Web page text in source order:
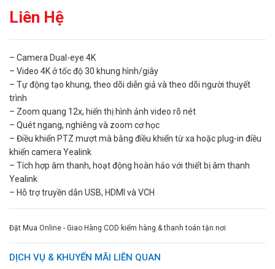
Liên Hệ
– Camera Dual-eye 4K
– Video 4K ở tốc độ 30 khung hình/giây
– Tự động tạo khung, theo dõi diễn giả và theo dõi người thuyết
trình
– Zoom quang 12x, hiển thị hình ảnh video rõ nét
– Quét ngang, nghiêng và zoom cơ học
– Điều khiển PTZ mượt mà bằng điều khiển từ xa hoặc plug-in điều
khiển camera Yealink
– Tích hợp âm thanh, hoạt động hoàn hảo với thiết bị âm thanh
Yealink
– Hỗ trợ truyền dẫn USB, HDMI và VCH
Đặt Mua Online - Giao Hàng COD kiểm hàng & thanh toán tận nơi
DỊCH VỤ & KHUYẾN MÃI LIÊN QUAN